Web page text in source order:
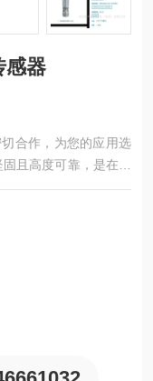
感器
合作，为您的应用选
且高度可靠，是在最
检测的。真空封装的
电感式传感器产生一
标时，瑞士CONTRIN